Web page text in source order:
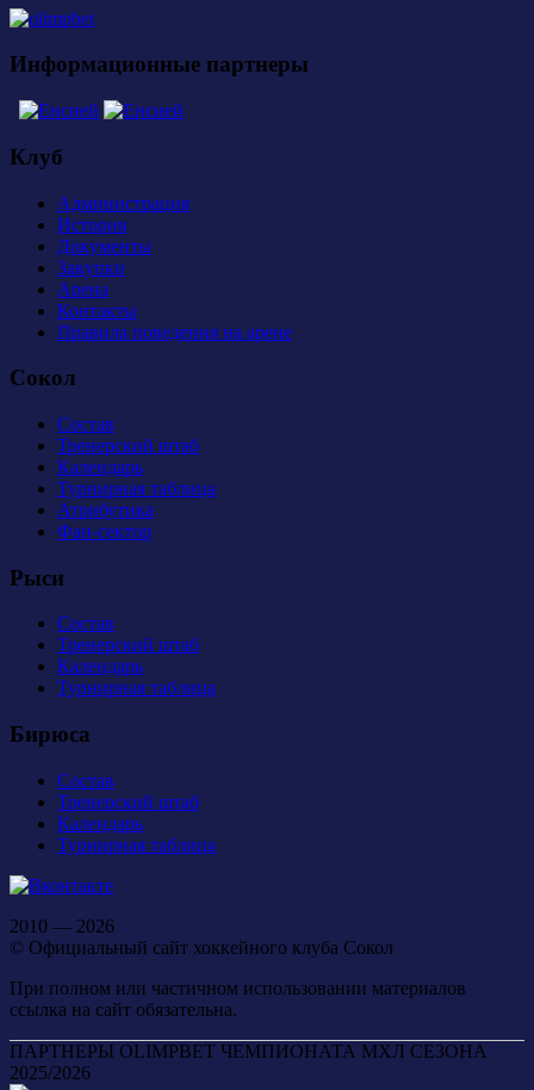
Информационные партнеры
Клуб
Администрация
История
Документы
Закупки
Арена
Контакты
Правила поведения на арене
Сокол
Состав
Тренерский штаб
Календарь
Турнирная таблица
Атрибутика
Фан-сектор
Рыси
Состав
Тренерский штаб
Календарь
Турнирная таблица
Бирюса
Состав
Тренерский штаб
Календарь
Турнирная таблица
2010 — 2026
© Официальный сайт хоккейного клуба Сокол
При полном или частичном использовании материалов
ссылка на сайт обязательна.
ПАРТНЕРЫ OLIMPBET ЧЕМПИОНАТА МХЛ СЕЗОНА
2025/2026